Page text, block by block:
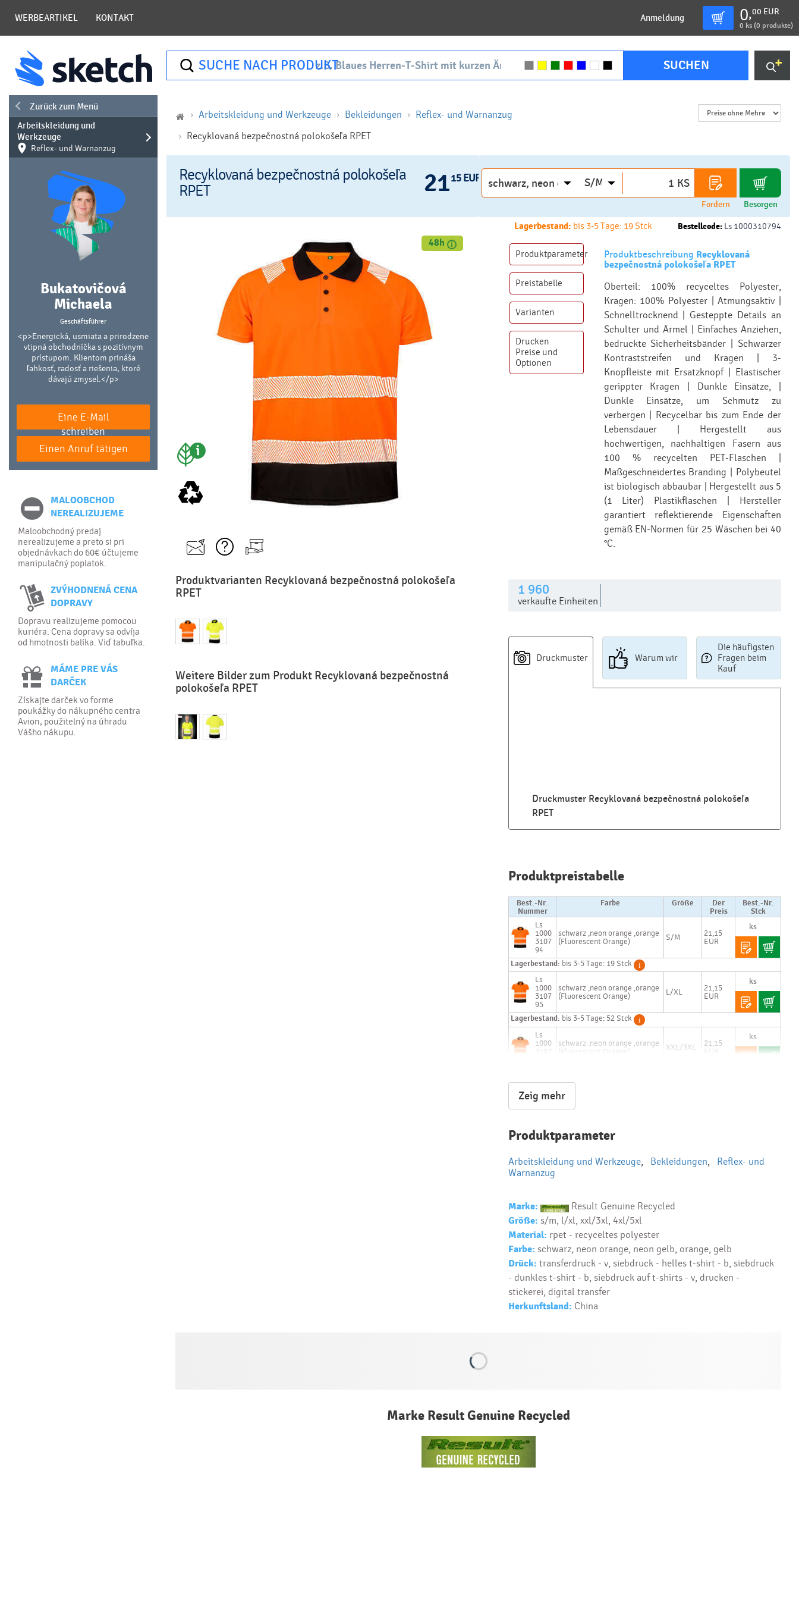
WERBEARTIKEL KONTAKT Anmeldung 0,00 EUR
0 ks (0 produkte)
SUCHE NACH PRODUKT SUCHEN
Zurück zum Menü
Arbeitskleidung und
Werkzeuge
Reflex- und Warnanzug
Bukatovičová
Michaela
Geschäftsführer
<p>Energická, usmiata a prirodzene
vtipná obchodníčka s pozitívnym
prístupom. Klientom prináša
ľahkosť, radosť a riešenia, ktoré
dávajú zmysel.</p>
Eine E-Mail
schreiben
Einen Anruf tätigen
MALOOBCHOD
NEREALIZUJEME
Maloobchodný predaj
nerealizujeme a preto si pri
objednávkach do 60€ účtujeme
manipulačný poplatok.
ZVÝHODNENÁ CENA
DOPRAVY
Dopravu realizujeme pomocou
kuriéra. Cena dopravy sa odvíja
od hmotnosti balíka. Viď tabuľka.
MÁME PRE VÁS
DARČEK
Získajte darček vo forme
poukážky do nákupného centra
Avion, použitelný na úhradu
Vášho nákupu.
Arbeitskleidung und Werkzeuge Bekleidungen
Reflex- und Warnanzug
Recyklovaná bezpečnostná polokošeľa RPET
Recyklovaná bezpečnostná polokošeľa
RPET
2115 EUR KS
Fordern Besorgen
48h
Produktvarianten Recyklovaná bezpečnostná polokošeľa
RPET
Weitere Bilder zum Produkt Recyklovaná bezpečnostná
polokošeľa RPET
Lagerbestand: bis 3-5 Tage: 19 Stck Bestellcode: Ls 1000310794
Produktbeschreibung Recyklovaná
bezpečnostná polokošeľa RPET
Oberteil: 100% recyceltes Polyester,
Kragen: 100% Polyester | Atmungsaktiv |
Schnelltrocknend | Gesteppte Details an
Schulter und Ärmel | Einfaches Anziehen,
bedruckte Sicherheitsbänder | Schwarzer
Kontraststreifen und Kragen | 3-
Knopfleiste mit Ersatzknopf | Elastischer
gerippter Kragen | Dunkle Einsätze, |
Dunkle Einsätze, um Schmutz zu
verbergen | Recycelbar bis zum Ende der
Lebensdauer | Hergestellt aus
hochwertigen, nachhaltigen Fasern aus
100 % recycelten PET-Flaschen |
Maßgeschneidertes Branding | Polybeutel
ist biologisch abbaubar | Hergestellt aus 5
(1 Liter) Plastikflaschen | Hersteller
garantiert reflektierende Eigenschaften
gemäß EN-Normen für 25 Wäschen bei 40
°C.
Produktparameter
Preistabelle
Varianten
Drucken
Preise und
Optionen
1 960
verkaufte Einheiten
Druckmuster
Druckmuster Recyklovaná bezpečnostná polokošeľa
RPET
Warum wir
Die häufigsten
Fragen beim
Kauf
nákupe
predmetov
Ako realizujete
potlač na
premedy?
Text.....
Ako si vybrať
predmet?
Text...
Produktpreistabelle
Best.-Nr.
Nummer
Farbe Größe
Der
Preis
Best.-Nr.
Stck
Ls
1000
3107
94
schwarz ,neon orange ,orange
(Fluorescent Orange)
S/M
21,15
EUR
Lagerbestand: bis 3-5 Tage: 19 Stck
Ls
1000
3107
95
schwarz ,neon orange ,orange
(Fluorescent Orange)
L/XL
21,15
EUR
Lagerbestand: bis 3-5 Tage: 52 Stck
Ls
1000
3107
schwarz ,neon orange ,orange
(Fluorescent Orange)
XXL/3XL
21,15
EUR
Zeig mehr
Produktparameter
Arbeitskleidung und Werkzeuge, Bekleidungen, Reflex- und
Warnanzug
Marke: Result Genuine Recycled
Größe: s/m, l/xl, xxl/3xl, 4xl/5xl
Material: rpet - recyceltes polyester
Farbe: schwarz, neon orange, neon gelb, orange, gelb
Drück: transferdruck - v, siebdruck - helles t-shirt - b, siebdruck
- dunkles t-shirt - b, siebdruck auf t-shirts - v, drucken -
stickerei, digital transfer
Herkunftsland: China
Marke Result Genuine Recycled